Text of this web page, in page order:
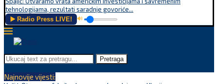
tehnologijama, rezultati saradnje govoriće...
▶️ Radio Press LIVE! 🔊
Pretraga
Najnovije vijesti: